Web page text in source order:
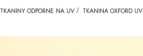
TKANINY ODPORNE NA UV TKANINA OXFORD UV